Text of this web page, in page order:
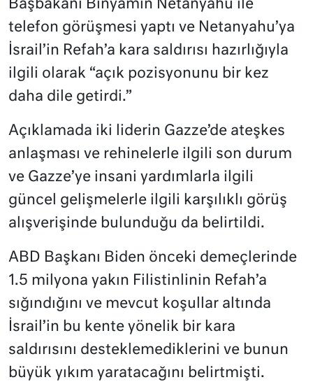
Başbakanı Binyamin Netanyahu ile
telefon görüşmesi yaptı ve Netanyahu’ya
İsrail’in Refah’a kara saldırısı hazırlığıyla
ilgili olarak “açık pozisyonunu bir kez
daha dile getirdi.”
Açıklamada iki liderin Gazze’de ateşkes
anlaşması ve rehinelerle ilgili son durum
ve Gazze’ye insani yardımlarla ilgili
güncel gelişmelerle ilgili karşılıklı görüş
alışverişinde bulunduğu da belirtildi.
ABD Başkanı Biden önceki demeçlerinde
1.5 milyona yakın Filistinlinin Refah’a
sığındığını ve mevcut koşullar altında
İsrail’in bu kente yönelik bir kara
saldırısını desteklemediklerini ve bunun
büyük yıkım yaratacağını belirtmişti.